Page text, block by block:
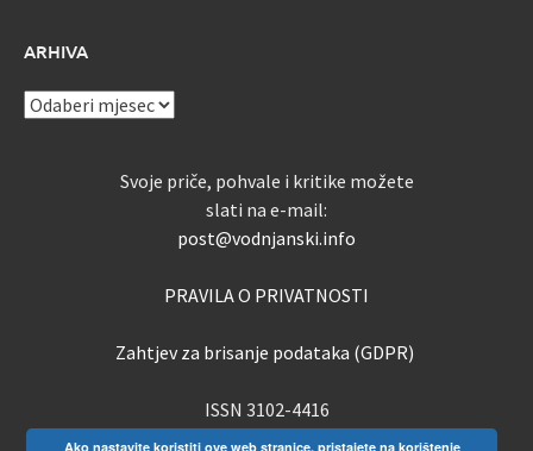
ARHIVA
ARHIVA
Svoje priče, pohvale i kritike možete
slati na e-mail:
post@vodnjanski.info
PRAVILA O PRIVATNOSTI
Zahtjev za brisanje podataka (GDPR)
ISSN 3102-4416
Ako nastavite koristiti ove web stranice, pristajete na korištenje